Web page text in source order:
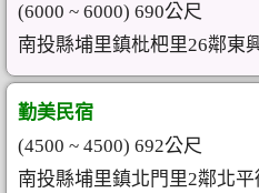
(6000 ~ 6000) 690公尺
南投縣埔里鎮枇杷里26鄰東
勤美民宿
(4500 ~ 4500) 692公尺
南投縣埔里鎮北門里2鄰北平